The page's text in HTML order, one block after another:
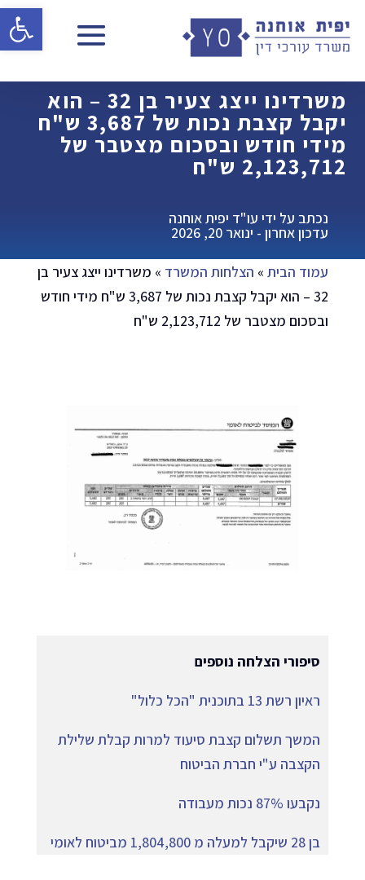
משרדינו ייצג צעיר בן 32 – הוא
יקבל קצבת נכות של 3,687 ש"ח
מידי חודש ובסכום מצטבר של
2,123,712 ש"ח
נכתב על ידי עו"ד יפית אוחנה
עדכון אחרון - ינואר 20, 2026
עמוד הבית» הצלחות המשרד » משרדינו ייצג צעיר בן
32 – הוא יקבל קצבת נכות של 3,687 ש"ח מידי חודש
ובסכום מצטבר של 2,123,712 ש"ח
סיפורי הצלחה נוספים
ראיון רשת 13 בתוכנית "הכל כלול"
המשך תשלום קצבת סיעוד למרות קבלת שלילת
הקצבה ע"י חברת הביטוח
נקבעו 87% נכות מעבודה
בן 28 שיקבל למעלה מ 1,804,800 מביטוח לאומי